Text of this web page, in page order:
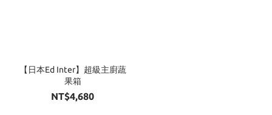
【日本Ed Inter】超級主廚蔬
果箱
NT$4,680